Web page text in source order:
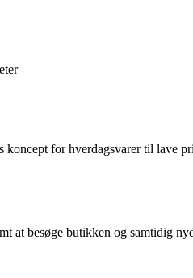
koncept for hverdagsvarer til
besøge butikken og samtidig